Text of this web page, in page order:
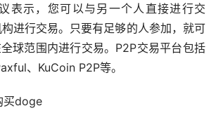
表示，您可以与另一个人直接进行交
进行交易。只要有足够的人参加，就可
球范围内进行交易。P2P交易平台包括
、KuCoin P2P等。
买doge